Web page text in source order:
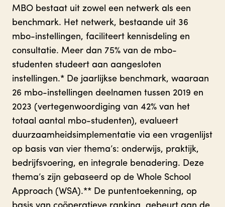
MBO bestaat uit zowel een netwerk als een
benchmark. Het netwerk, bestaande uit 36
mbo-instellingen, faciliteert kennisdeling en
consultatie. Meer dan 75% van de mbo-
studenten studeert aan aangesloten
instellingen.* De jaarlijkse benchmark, waaraan
26 mbo-instellingen deelnamen tussen 2019 en
2023 (vertegenwoordiging van 42% van het
totaal aantal mbo-studenten), evalueert
duurzaamheidsimplementatie via een vragenlijst
op basis van vier thema’s: onderwijs, praktijk,
bedrijfsvoering, en integrale benadering. Deze
thema’s zijn gebaseerd op de Whole School
Approach (WSA).** De puntentoekenning, op